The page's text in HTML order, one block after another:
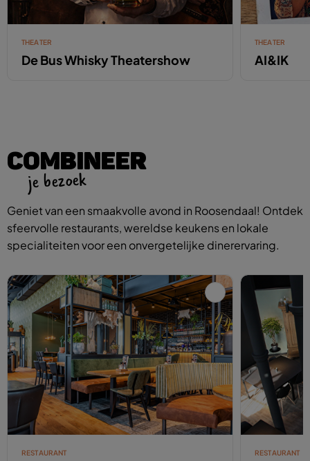
THEATER
De Bus Whisky Theatershow
THEATER
AI&IK
COMBINEER
je bezoek
Geniet van een smaakvolle avond in Roosendaal! Ontdek
sfeervolle restaurants, wereldse keukens en lokale
specialiteiten voor een onvergetelijke dinerervaring.
RESTAURANT RESTAURANT